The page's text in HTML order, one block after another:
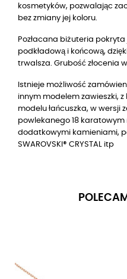
kosmetyków, pozwalając
bez zmiany jej koloru.
Pozłacana biżuteria
podkładową i końcową,
trwalsza. Grubość złocenia
Istnieje możliwość
innym modelem zawieszki,
modelu łańcuszka, w wersji
powlekanego 18 karatowym
dodatkowymi kamieniami,
SWAROVSKI® CRYSTAL itp